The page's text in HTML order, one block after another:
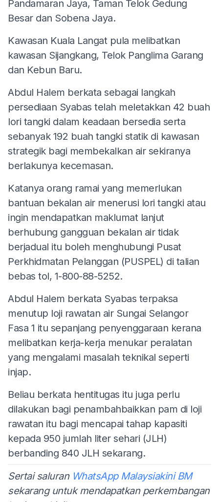
Pandamaran Jaya, Taman Telok Gedung
Besar dan Sobena Jaya.
Kawasan Kuala Langat pula melibatkan
kawasan Sijangkang, Telok Panglima Garang
dan Kebun Baru.
Abdul Halem berkata sebagai langkah
persediaan Syabas telah meletakkan 42 buah
lori tangki dalam keadaan bersedia serta
sebanyak 192 buah tangki statik di kawasan
strategik bagi membekalkan air sekiranya
berlakunya kecemasan.
Katanya orang ramai yang memerlukan
bantuan bekalan air menerusi lori tangki atau
ingin mendapatkan maklumat lanjut
berhubung gangguan bekalan air tidak
berjadual itu boleh menghubungi Pusat
Perkhidmatan Pelanggan (PUSPEL) di talian
bebas tol, 1-800-88-5252.
Abdul Halem berkata Syabas terpaksa
menutup loji rawatan air Sungai Selangor
Fasa 1 itu sepanjang penyenggaraan kerana
melibatkan kerja-kerja menukar peralatan
yang mengalami masalah teknikal seperti
injap.
Beliau berkata hentitugas itu juga perlu
dilakukan bagi penambahbaikkan pam di loji
rawatan itu bagi mencapai tahap kapasiti
kepada 950 jumlah liter sehari (JLH)
berbanding 840 JLH sekarang.
Sertai saluran WhatsApp Malaysiakini BM
sekarang untuk mendapatkan perkembangan